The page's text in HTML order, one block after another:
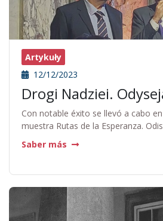
Artykuły
12/12/2023
Drogi Nadziei.
Con notable éxito se llevó a cabo
muestra Rutas de la Esperanza.
Saber más